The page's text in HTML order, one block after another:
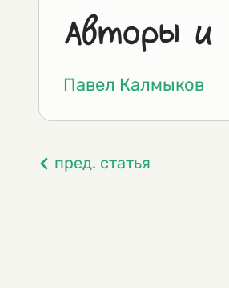
Авторы и
Павел Калмыков
пред. статья